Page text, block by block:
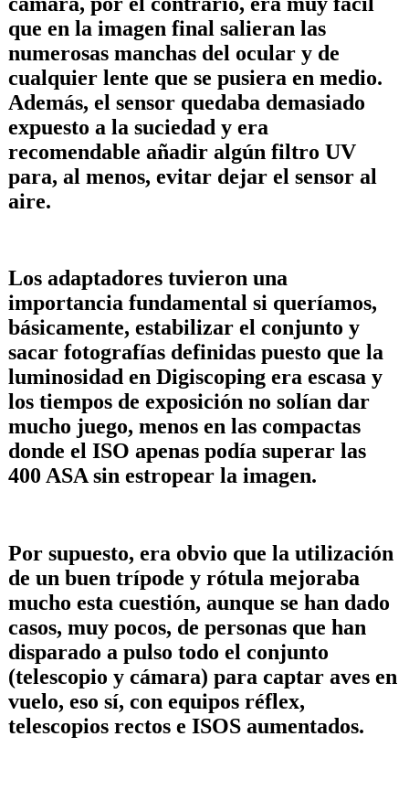
que en la imagen final salieran las
numerosas manchas del ocular y de
cualquier lente que se pusiera en medio.
Además, el sensor quedaba demasiado
expuesto a la suciedad y era
recomendable añadir algún filtro UV
para, al menos, evitar dejar el sensor al
aire.
Los adaptadores tuvieron una
importancia fundamental si queríamos,
básicamente, estabilizar el conjunto y
sacar fotografías definidas puesto que la
luminosidad en Digiscoping era escasa y
los tiempos de exposición no solían dar
mucho juego, menos en las compactas
donde el ISO apenas podía superar las
400 ASA sin estropear la imagen.
Por supuesto, era obvio que la utilización
de un buen trípode y rótula mejoraba
mucho esta cuestión, aunque se han dado
casos, muy pocos, de personas que han
disparado a pulso todo el conjunto
(telescopio y cámara) para captar aves en
vuelo, eso sí, con equipos réflex,
telescopios rectos e ISOS aumentados.